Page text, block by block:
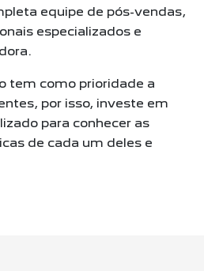
equipe de pós-vendas,
especializados e
tem como prioridade a
por isso, investe em
para conhecer as
de cada um deles e